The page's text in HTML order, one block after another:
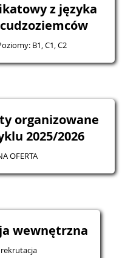
z języka
B1, C1, C2
organizowane
2025/2026
OFERTA
wewnętrzna